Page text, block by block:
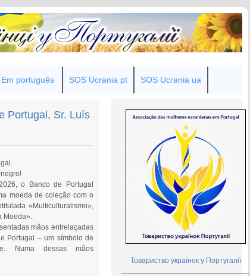
Em português SOS Ucrania pt SOS Ucrania ua
Portugal, Sr. Luís
o Banco de Portugal
moeda de coleção com o
«Multiculturalismo»,
Moeda».
mãos entrelaçadas
Portugal – um símbolo de
Numa dessas mãos
Товариство українок у Португалії